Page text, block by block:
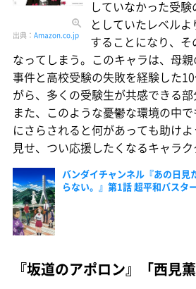
出典： Amazon.co.jp
していなかった受
としていたレベル
することになり、
なってしまう。このキャラは、母
事件と高校受験の失敗を経験した
がら、多くの受験生が共感できる部
また、このような憂鬱な環境の中
にさらされると何があっても助け
見せ、つい応援したくなるキャラク
バンダイチャンネル『あの日見
らない。』第1話 超平和バスタ
『坂道のアポロン』「西見薫